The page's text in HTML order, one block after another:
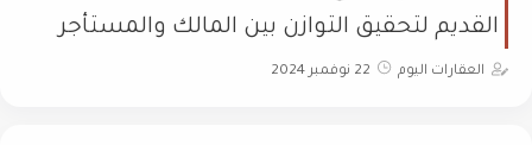
القديم لتحقيق التوازن بين المالك والمستأجر
العقارات اليوم 22 نوفمبر 2024